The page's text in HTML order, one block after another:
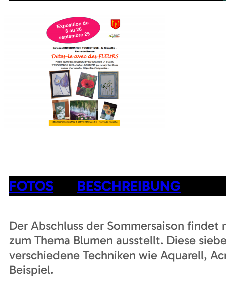
FOTOS BESCHREIBUNG
Der Abschluss der Sommersaison
zum Thema Blumen ausstellt. Diese
verschiedene Techniken wie Aquarell,
Beispiel.